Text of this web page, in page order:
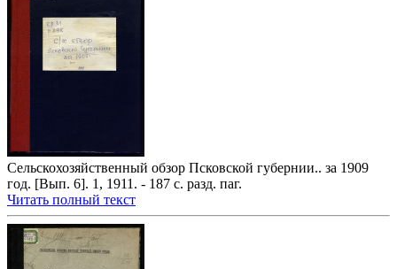
Сельскохозяйственный обзор Псковской губернии.. за 1909
год. [Вып. 6]. 1, 1911. - 187 с. разд. паг.
Читать полный текст